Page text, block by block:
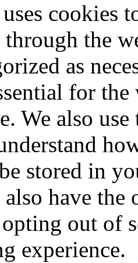
cookies
the
as
for
We also
stored in
also have
out of
experience.